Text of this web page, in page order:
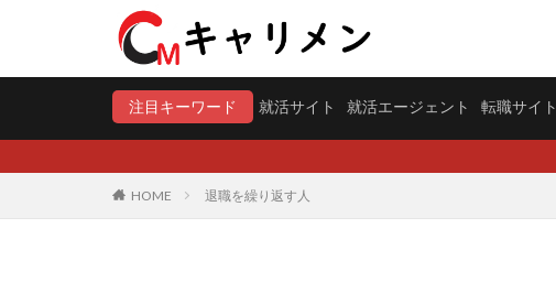
注目キーワード 就活サイト 就活エージェント 転職サイト
HOME 退職を繰り返す人